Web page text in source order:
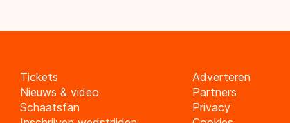
Tickets
Nieuws & video
Schaatsfan
Adverteren
Partners
Privacy